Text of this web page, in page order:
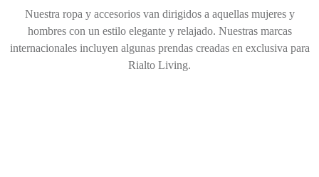
Nuestra ropa y accesorios van dirigidos a aquellas mujeres y
hombres con un estilo elegante y relajado. Nuestras marcas
internacionales incluyen algunas prendas creadas en exclusiva para
Rialto Living.